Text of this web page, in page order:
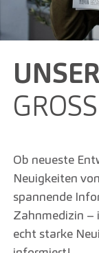
Ob neueste
Neuigkeiten
spannende
Zahnmedizin –
echt starke